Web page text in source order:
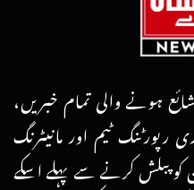
ہونے والی تمام خبریں،
رپورٹنگ ٹیم اور مانیٹرنگ
پبلش کرنے سے پہلے اسکے